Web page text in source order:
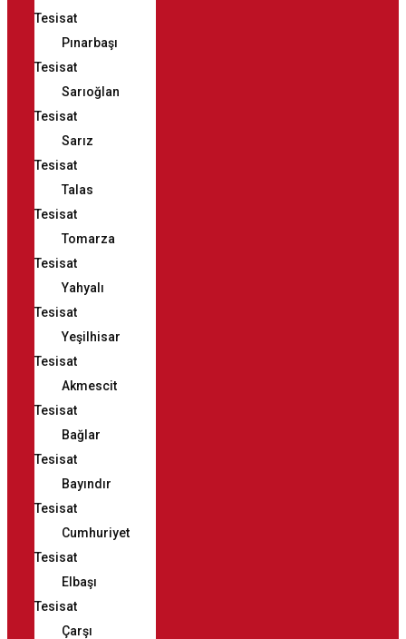
Tesisat
Pınarbaşı
Tesisat
Sarıoğlan
Tesisat
Sarız
Tesisat
Talas
Tesisat
Tomarza
Tesisat
Yahyalı
Tesisat
Yeşilhisar
Tesisat
Akmescit
Tesisat
Bağlar
Tesisat
Bayındır
Tesisat
Cumhuriyet
Tesisat
Elbaşı
Tesisat
Çarşı